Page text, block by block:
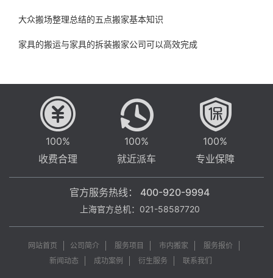
大众搬场整理总结的五点搬家基本知识
家具的搬运与家具的拆装搬家公司可以高效完成
100%
收费合理
100%
就近派车
100%
专业保障
官方服务热线： 400-920-9994
上海官方总机：021-58587720
网站首页 公司简介 服务项目 市内搬家
服务报价
新闻动态
成功案例 衍生服务 联系我们